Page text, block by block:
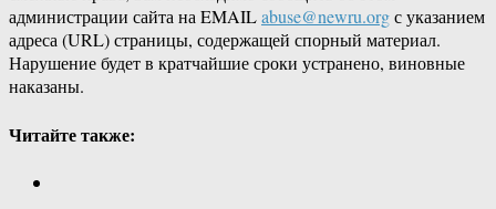
администрации сайта на EMAILabuse@newru.orgс указанием
адреса (URL) страницы, содержащей спорный материал.
Нарушение будет в кратчайшие сроки устранено, виновные
наказаны.
Читайте также: